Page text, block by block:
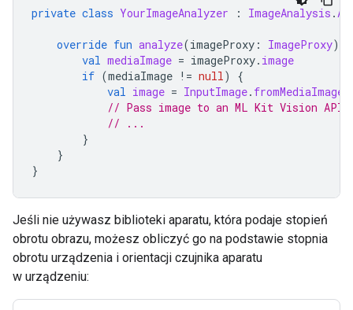
private class YourImageAnalyzer : ImageAnalysis .
override fun analyze(imageProxy : ImageProxy)
val mediaImage = imageProxy. image
if (mediaImage != null)
{
val image = InputImage. fromMediaImage
// Pass image to an ML Kit Vision API
// ...
}
}
}
Jeśli nie używasz biblioteki aparatu, która podaje stopień
obrotu obrazu, możesz obliczyć go na podstawie stopnia
obrotu urządzenia i orientacji czujnika aparatu
w urządzeniu: